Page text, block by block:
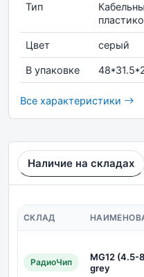
Тип
Цвет серый
В упаковке
Все характеристики
Наличие на складах
СКЛАД
РадиоЧип
MG12 (4.5-
grey